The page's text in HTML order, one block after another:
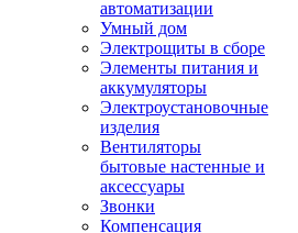
автоматизации
Умный дом
Электрощиты в сборе
Элементы питания и
аккумуляторы
Электроустановочные
изделия
Вентиляторы
бытовые настенные и
аксессуары
Звонки
Компенсация